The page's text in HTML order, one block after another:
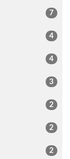
7
4
4
3
2
2
2